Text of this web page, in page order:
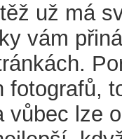
už má
vám
fotografů,
vůbec lze